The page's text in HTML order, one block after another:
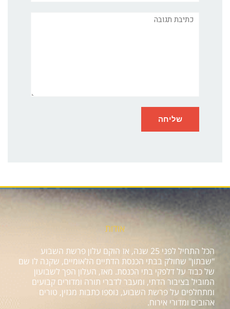
תגובה
אודות
הכל התחיל לפני 25 שנה, אז הוקם עלון פרשת השבוע
"שבתון" שחולק בבתי הכנסת הדתיים הלאומיים, שקנה לו שם
של כבוד על דלפקי בתי הכנסת. מאז, העלון הפך לשבועון
המוביל בציבור הדתי, ומעבר לדברי תורה ומדורים קבועים
ומתחלפים על פרשת השבוע, נוספו כתבות מגזין, טורים
אהובים ומדורי אירוח.